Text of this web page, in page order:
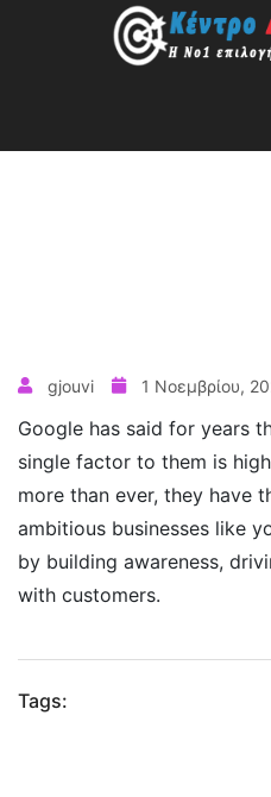
gjouvi 1 Νοεμβρίου,
Google has said for years
single factor to them is
more than ever, they have
ambitious businesses like
by building awareness,
with customers.
Tags: